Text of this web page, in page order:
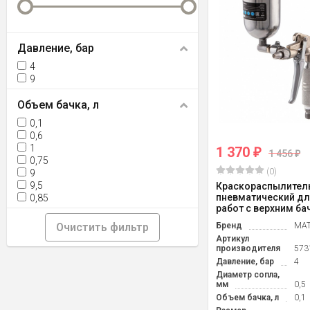
Давление, бар
4
9
Объем бачка, л
0,1
0,6
1
0,75
9
9,5
0,85
Очистить фильтр
1 370₽ 1 456₽
(0)
пневматический
работ с верхним
Бренд
Артикул
производителя
Давление, бар
4
Диаметр сопла,
мм
0,5
Объем бачка, л
0,1